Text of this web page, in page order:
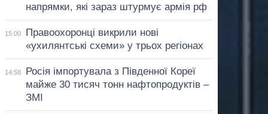
напрямки, які зараз штурмує армія рф
15:00
Правоохоронці викрили нові
«ухилянтські схеми» у трьох регіонах
14:58
Росія імпортувала з Південної Кореї
майже 30 тисяч тонн нафтопродуктів –
ЗМІ